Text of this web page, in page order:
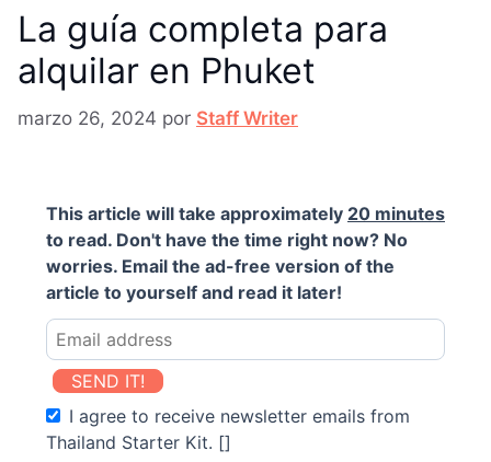
La guía completa para
alquilar en Phuket
marzo 26, 2024 por Staff Writer
This article will take approximately 20 minutes
to read. Don't have the time right now? No
worries. Email the ad-free version of the
article to yourself and read it later!
SEND IT!
I agree to receive newsletter emails from
Thailand Starter Kit. []